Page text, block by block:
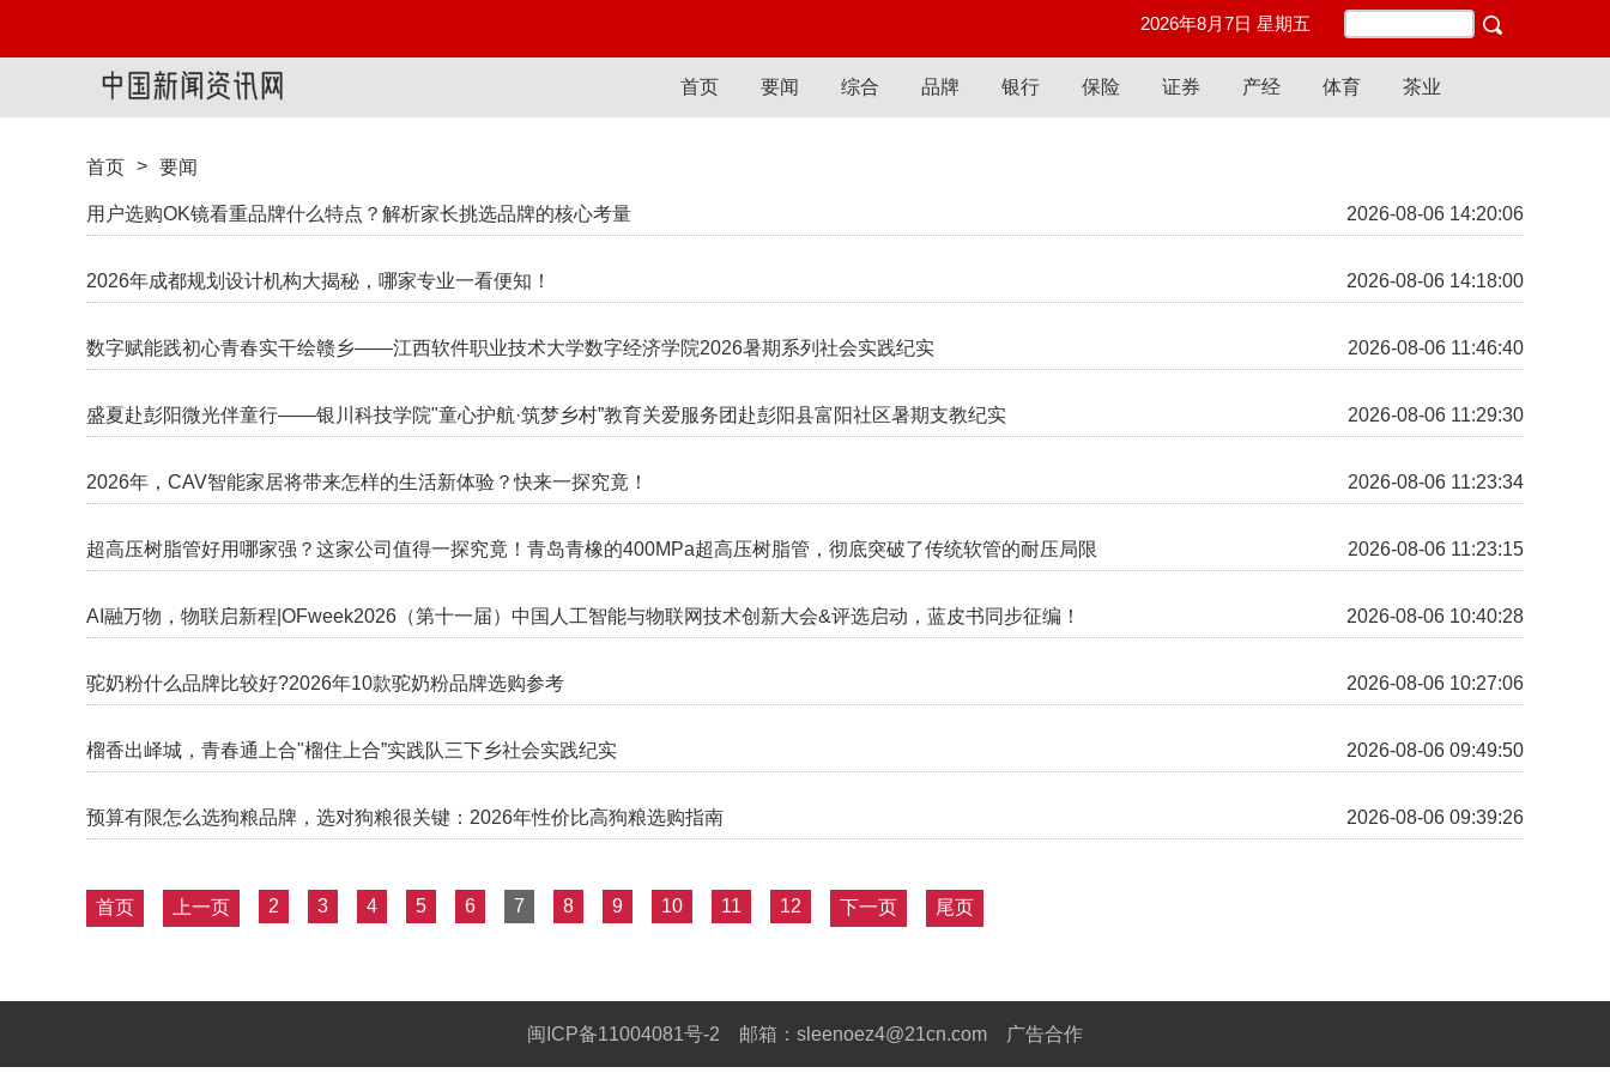
2026年8月7日 星期五
首页 要闻 综合 品牌 银行 保险 证券 产经 体育 茶业
首页 > 要闻
用户选购OK镜看重品牌什么特点？解析家长挑选品牌的核心考量 2026-08-06 14:20:06
2026年成都规划设计机构大揭秘，哪家专业一看便知！ 2026-08-06 14:18:00
数字赋能践初心青春实干绘赣乡——江西软件职业技术大学数字经济学院2026暑期系列社会实践纪实 2026-08-06 11:46:40
盛夏赴彭阳微光伴童行——银川科技学院"童心护航·筑梦乡村”教育关爱服务团赴彭阳县富阳社区暑期支教纪实 2026-08-06 11:29:30
2026年，CAV智能家居将带来怎样的生活新体验？快来一探究竟！ 2026-08-06 11:23:34
超高压树脂管好用哪家强？这家公司值得一探究竟！青岛青橡的400MPa超高压树脂管，彻底突破了传统软管的耐压局限 2026-08-06 11:23:15
AI融万物，物联启新程|OFweek2026（第十一届）中国人工智能与物联网技术创新大会&评选启动，蓝皮书同步征编！ 2026-08-06 10:40:28
驼奶粉什么品牌比较好?2026年10款驼奶粉品牌选购参考 2026-08-06 10:27:06
榴香出峄城，青春通上合"榴住上合”实践队三下乡社会实践纪实 2026-08-06 09:49:50
预算有限怎么选狗粮品牌，选对狗粮很关键：2026年性价比高狗粮选购指南 2026-08-06 09:39:26
首页 上一页 2 3 4 5 6 7 8 9 10 11 12 下一页 尾页
闽ICP备11004081号-2 邮箱：sleenoez4@21cn.com 广告合作